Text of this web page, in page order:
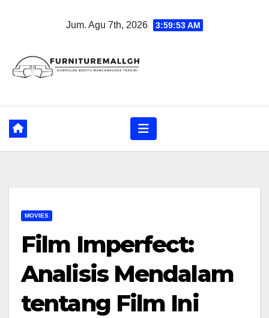
Jum. Agu 7th, 2026 3:59:54 AM
MOVIES
Film Imperfect:
Analisis Mendalam
tentang Film Ini